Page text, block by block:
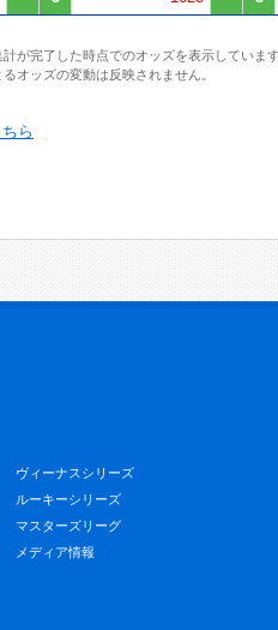
が完了した時点でのオッズを表示していま
オッズの変動は反映されません。
ら
ヴィーナスシリーズ
ルーキーシリーズ
マスターズリーグ
メディア情報